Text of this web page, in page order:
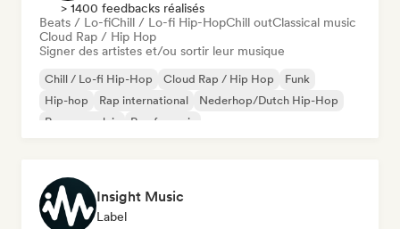
> 1400 feedbacks réalisés
Beats / Lo-fiChill / Lo-fi Hip-HopChill outClassical music
Cloud Rap / Hip Hop
Signer des artistes et/ou sortir leur musique
Chill / Lo-fi Hip-Hop Cloud Rap / Hip Hop
Funk
Hip-hop
Rap international
Nederhop/Dutch Hip-Hop
Rap en anglais
Rap francais
Insight Music
Label